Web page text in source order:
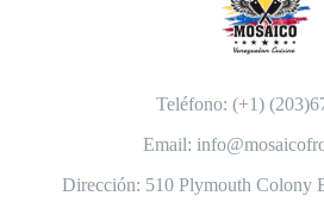
Teléfono: (+1)
Email:
Dirección: 510 Plymouth Colony